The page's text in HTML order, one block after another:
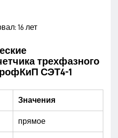
16 лет
трехфазного
СЭТ4-1
Значения
прямое